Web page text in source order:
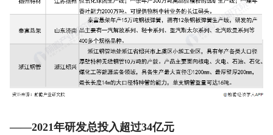
——2021年研发总投入超过34亿元